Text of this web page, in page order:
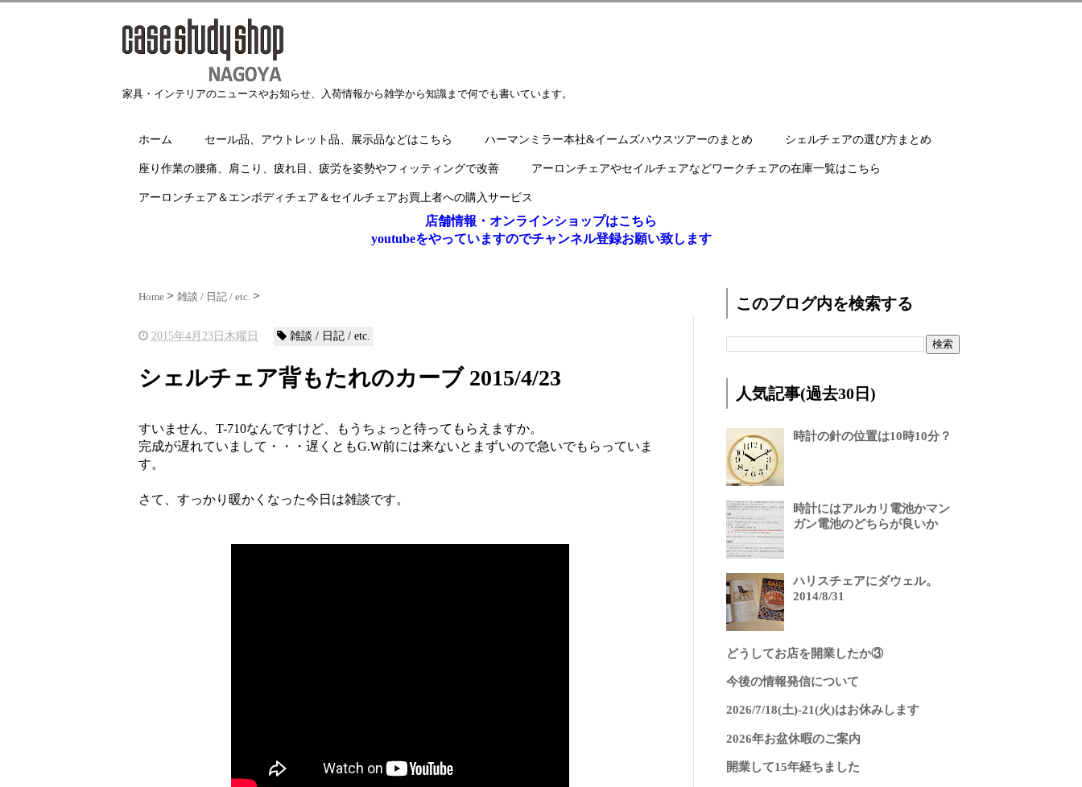
家具・インテリアのニュースやお知らせ、入荷情報から雑学から知識まで何でも書いています。
ホーム セール品、アウトレット品、展示品などはこちら ハーマンミラー本社&イームズハウスツアーのまとめ シェルチェアの選び方まとめ
座り作業の腰痛、肩こり、疲れ目、疲労を姿勢やフィッティングで改善 アーロンチェアやセイルチェアなどワークチェアの在庫一覧はこちら
アーロンチェア＆エンボディチェア＆セイルチェアお買上者への購入サービス
店舗情報・オンラインショップはこちら
youtubeをやっていますのでチャンネル登録お願い致します
Home 雑談 / 日記 / etc.
2015年4月23日木曜日 雑談 / 日記 / etc.
シェルチェア背もたれのカーブ 2015/4/23
すいません、T-710なんですけど、もうちょっと待ってもらえますか。
完成が遅れていまして・・・遅くともG.W前には来ないとまずいので急いでもらっていま
す。
さて、すっかり暖かくなった今日は雑談です。
このブログ内を検索する
人気記事(過去30日)
時計の針の位置は10時10分？
時計にはアルカリ電池かマン
ガン電池のどちらが良いか
ハリスチェアにダウェル。
2014/8/31
どうしてお店を開業したか③
今後の情報発信について
2026/7/18(土)-21(火)はお休みします
2026年お盆休暇のご案内
開業して15年経ちました